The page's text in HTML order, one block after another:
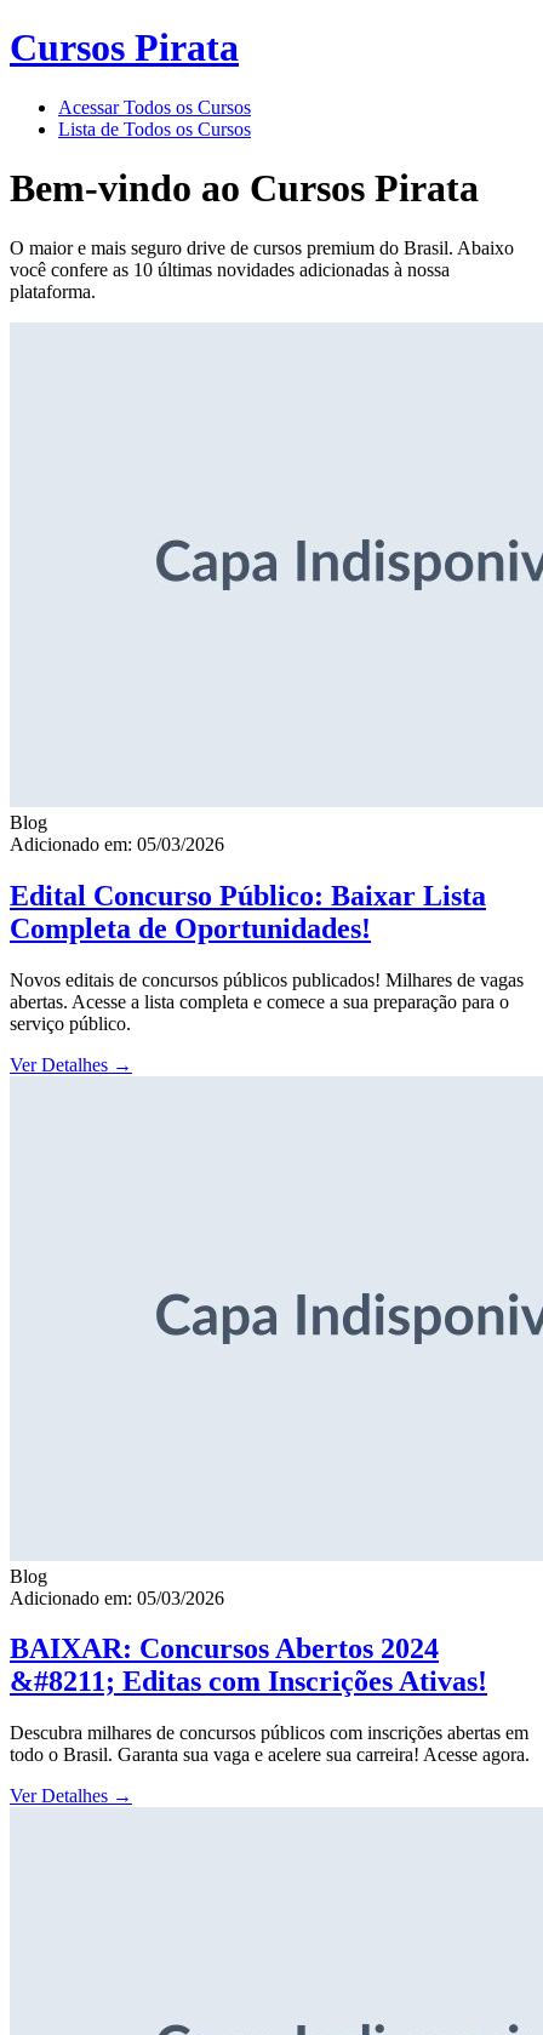
Cursos Pirata
Acessar Todos os Cursos
Lista de Todos os Cursos
Bem-vindo ao Cursos Pirata
O maior e mais seguro drive de cursos premium do Brasil. Abaixo
você confere as 10 últimas novidades adicionadas à nossa
plataforma.
Blog
Adicionado em: 05/03/2026
Edital Concurso Público: Baixar Lista
Completa de Oportunidades!
Novos editais de concursos públicos publicados! Milhares de vagas
abertas. Acesse a lista completa e comece a sua preparação para o
serviço público.
Ver Detalhes →
Blog
Adicionado em: 05/03/2026
BAIXAR: Concursos Abertos 2024
&#8211; Editas com Inscrições Ativas!
Descubra milhares de concursos públicos com inscrições abertas em
todo o Brasil. Garanta sua vaga e acelere sua carreira! Acesse agora.
Ver Detalhes →